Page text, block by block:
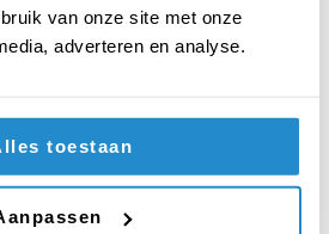
van onze site met onze
adverteren en analyse.
toestaan